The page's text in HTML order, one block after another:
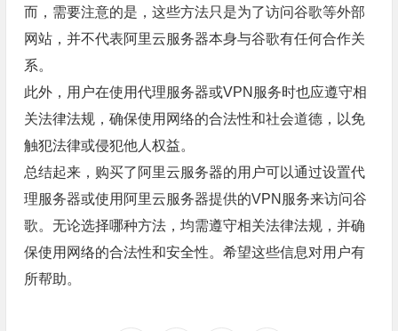
而，需要注意的是，这些方法只是为了访问谷歌等外部
网站，并不代表阿里云服务器本身与谷歌有任何合作关
系。
此外，用户在使用代理服务器或VPN服务时也应遵守相
关法律法规，确保使用网络的合法性和社会道德，以免
触犯法律或侵犯他人权益。
总结起来，购买了阿里云服务器的用户可以通过设置代
理服务器或使用阿里云服务器提供的VPN服务来访问谷
歌。无论选择哪种方法，均需遵守相关法律法规，并确
保使用网络的合法性和安全性。希望这些信息对用户有
所帮助。